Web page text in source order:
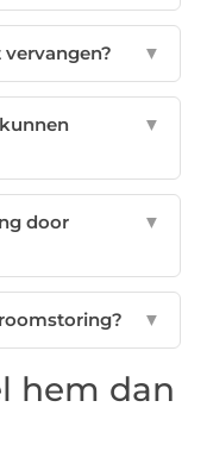
▼
▼
door
▼
▼
hem dan